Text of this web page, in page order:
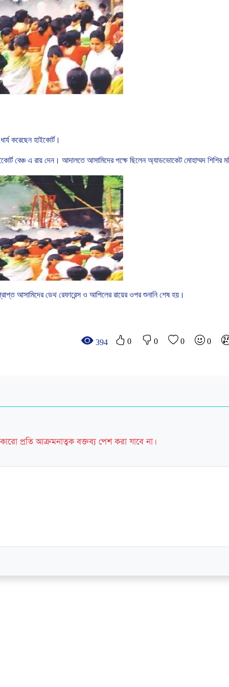
ধার্য করেছেন হাইকোর্ট।
বেঞ্চ এ রায় দেন। আদালতে আসামিদের পক্ষে ছিলেন অ্যাডভোকেট মোহাম্মদ শিশির
আসামিদের ডেথ রেফারেন্স ও আপিলের রায়ের ওপর শুনানি শেষ হয়।
394 0 0 0 0
প্রতি আক্রমনাত্বক বক্তব্য পেশ করা যাবে না।